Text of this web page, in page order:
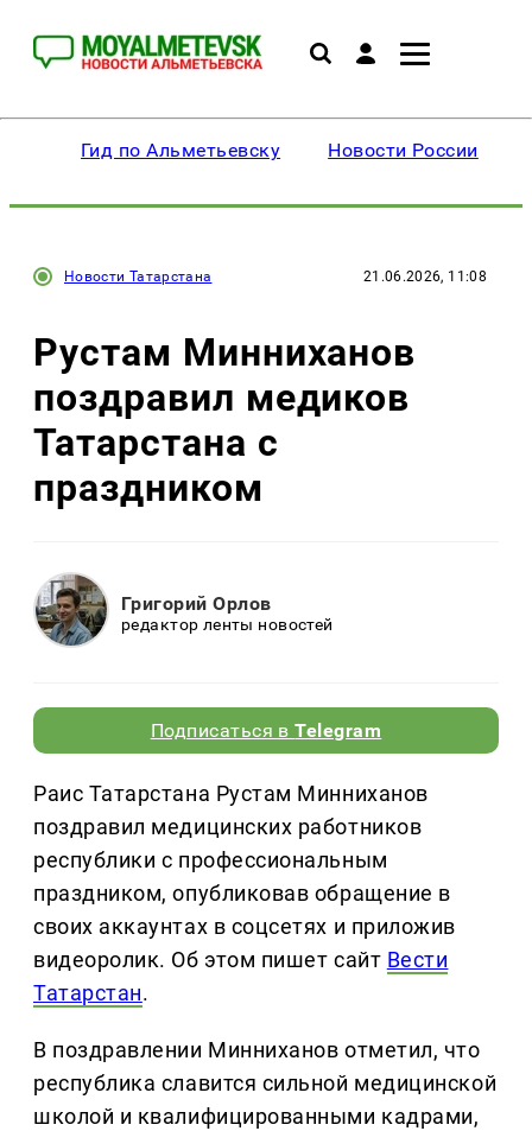
Гид по Альметьевску Новости России
Новости Татарстана 21.06.2026, 11:08
Рустам Минниханов
поздравил медиков
Татарстана с
праздником
Григорий Орлов
редактор ленты новостей
Подписаться вTelegram
Раис Татарстана Рустам Минниханов
поздравил медицинских работников
республики с профессиональным
праздником, опубликовав обращение в
своих аккаунтах в соцсетях и приложив
видеоролик. Об этом пишет сайт Вести
Татарстан.
В поздравлении Минниханов отметил, что
республика славится сильной медицинской
школой и квалифицированными кадрами,